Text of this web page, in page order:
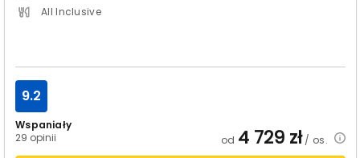
All Inclusive
Wspaniały
29 opinii
9.2
od 4 729 zł/ os.